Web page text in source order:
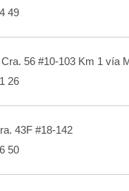
49
56 #10-103 Km 1 vía
26
43F #18-142
50